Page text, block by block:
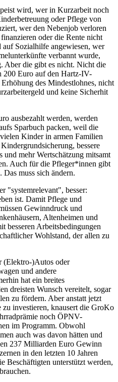
wird, wer in Kurzarbeit noch
oder Pflege von
wer den Nebenjob verloren
oder die Rente nicht
auf Sozialhilfe angewiesen, wer
verbannt wurde,
Aber die gibt es nicht. Nicht die
200 Euro auf den Hartz-IV-
des Mindestlohnes, nicht
und keine Sicherhit
ausbezahlt werden, werden
Sparbuch packen, weil die
Kinder in armen Familien
bessere
mehr Wertschätzung mitsamt
Auch für die Pfleger*innen gibt
Das muss sich ändern.
"systemrelevant", besser:
ist. Damit Pflege und
Gewinndruck und
Altenheimen und
besseren Arbeitsbedingungen
Wohlstand, der allen zu
(Elektro-)Autos oder
und andere
hat ein breites
dreisten Wunsch vereitelt, sogar
zu fördern. Aber anstatt jetzt
investieren, knausert die GroKo
noch ÖPNV-
im Programm. Obwohl
auch was davon hätten und
237 Milliarden Euro Gewinn
in den letzten 10 Jahren
Beschäftigten unterstützt werden,